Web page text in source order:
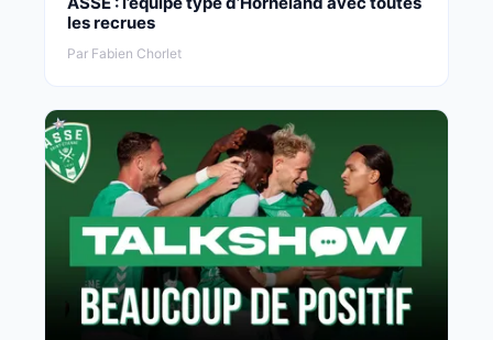
les recrues
Par Fabien Chorlet